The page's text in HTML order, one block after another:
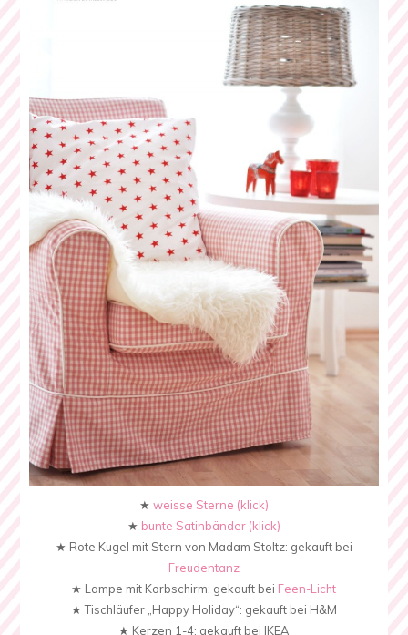
★ weisse Sterne (klick)
★ bunte Satinbänder (klick)
★ Rote Kugel mit Stern von Madam Stoltz: gekauft bei
Freudentanz
★ Lampe mit Korbschirm: gekauft bei Feen-Licht
★ Tischläufer „Happy Holiday“: gekauft bei H&M
★ Kerzen 1-4: gekauft bei IKEA